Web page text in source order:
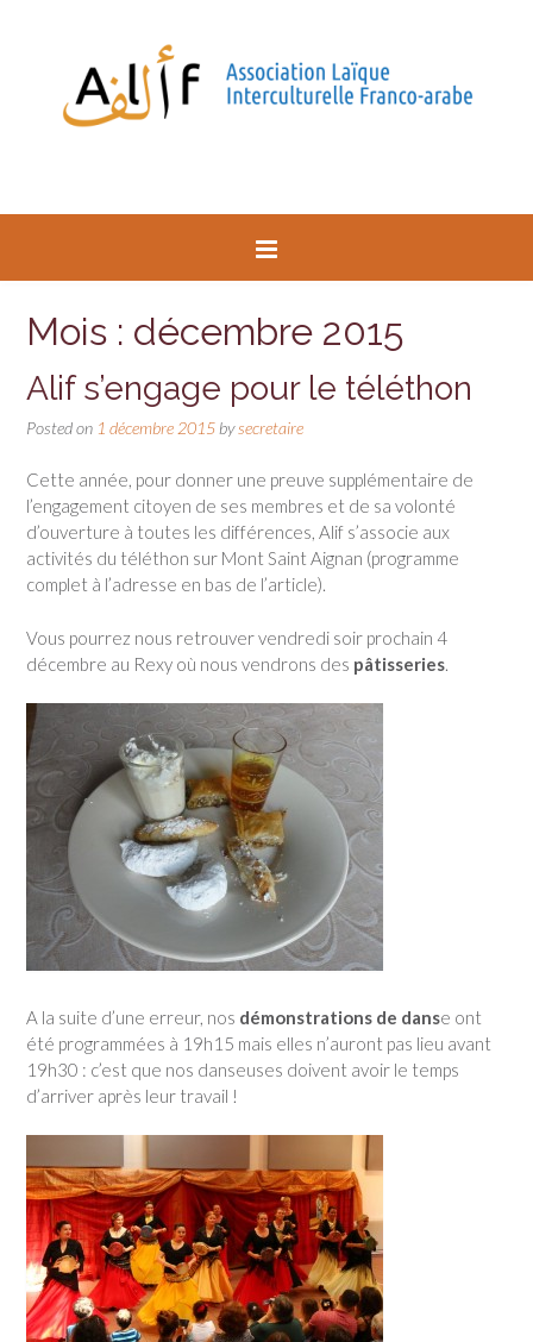
Mois : décembre 2015
Alif s’engage pour le téléthon
Posted on 1 décembre 2015 bysecretaire
Cette année, pour donner une preuve supplémentaire de
l’engagement citoyen de ses membres et de sa volonté
d’ouverture à toutes les différences, Alif s’associe aux
activités du téléthon sur Mont Saint Aignan (programme
complet à l’adresse en bas de l’article).
Vous pourrez nous retrouver vendredi soir prochain 4
décembre au Rexy où nous vendrons des pâtisseries
A la suite d’une erreur, nos démonstrations de danse ont
été programmées à 19h15 mais elles n’auront pas lieu avant
19h30 : c’est que nos danseuses doivent avoir le temps
d’arriver après leur travail !